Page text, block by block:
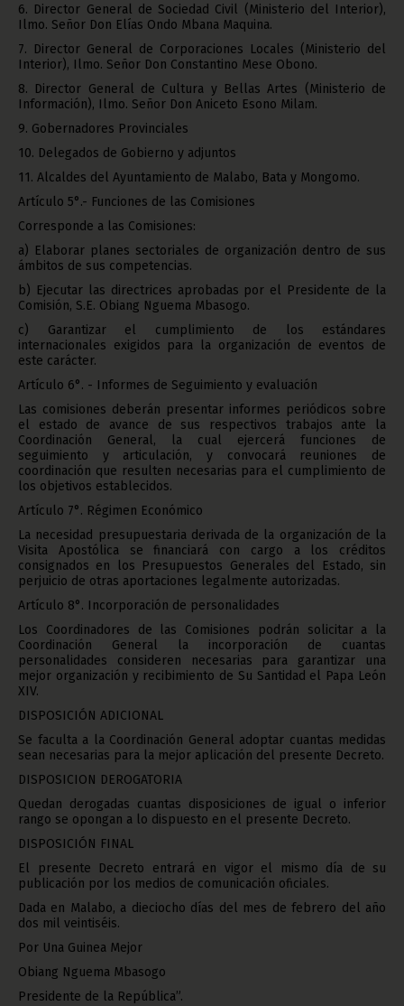
6. Director General de Sociedad Civil (Ministerio del Interior),
Ilmo. Señor Don Elías Ondo Mbana Maquina.
7. Director General de Corporaciones Locales (Ministerio del
Interior), Ilmo. Señor Don Constantino Mese Obono.
8. Director General de Cultura y Bellas Artes (Ministerio de
Información), Ilmo. Señor Don Aniceto Esono Milam.
9. Gobernadores Provinciales
10. Delegados de Gobierno y adjuntos
11. Alcaldes del Ayuntamiento de Malabo, Bata y Mongomo.
Artículo 5°.- Funciones de las Comisiones
Corresponde a las Comisiones:
a) Elaborar planes sectoriales de organización dentro de sus
ámbitos de sus competencias.
b) Ejecutar las directrices aprobadas por el Presidente de la
Comisión, S.E. Obiang Nguema Mbasogo.
c) Garantizar el cumplimiento de los estándares
internacionales exigidos para la organización de eventos de
este carácter.
Artículo 6°. - Informes de Seguimiento y evaluación
Las comisiones deberán presentar informes periódicos sobre
el estado de avance de sus respectivos trabajos ante la
Coordinación General, la cual ejercerá funciones de
seguimiento y articulación, y convocará reuniones de
coordinación que resulten necesarias para el cumplimiento de
los objetivos establecidos.
Artículo 7°. Régimen Económico
La necesidad presupuestaria derivada de la organización de la
Visita Apostólica se financiará con cargo a los créditos
consignados en los Presupuestos Generales del Estado, sin
perjuicio de otras aportaciones legalmente autorizadas.
Artículo 8°. Incorporación de personalidades
Los Coordinadores de las Comisiones podrán solicitar a la
Coordinación General la incorporación de cuantas
personalidades consideren necesarias para garantizar una
mejor organización y recibimiento de Su Santidad el Papa León
XIV.
DISPOSICIÓN ADICIONAL
Se faculta a la Coordinación General adoptar cuantas medidas
sean necesarias para la mejor aplicación del presente Decreto.
DISPOSICION DEROGATORIA
Quedan derogadas cuantas disposiciones de igual o inferior
rango se opongan a lo dispuesto en el presente Decreto.
DISPOSICIÓN FINAL
El presente Decreto entrará en vigor el mismo día de su
publicación por los medios de comunicación oficiales.
Dada en Malabo, a dieciocho días del mes de febrero del año
dos mil veintiséis.
Por Una Guinea Mejor
Obiang Nguema Mbasogo
Presidente de la República”.